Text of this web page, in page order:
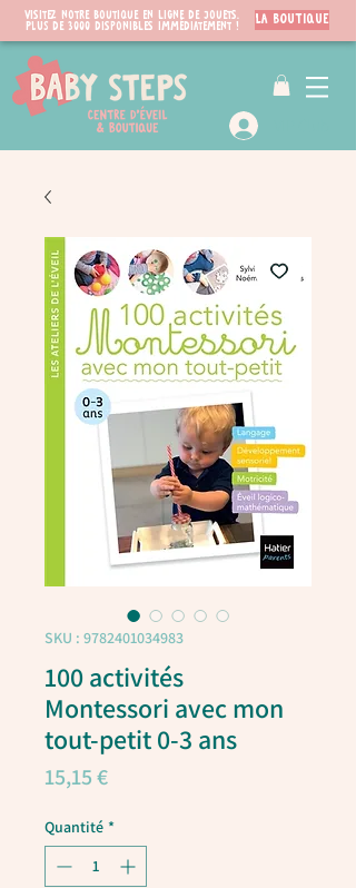
Visitez notre boutique en ligne de jouets.
PLUS de 3000 disponibles immédiatement !
LA BOUTIQUE
SKU : 9782401034983
100 activités
Montessori avec mon
tout-petit 0-3 ans
15,15 €Prix
Quantité *